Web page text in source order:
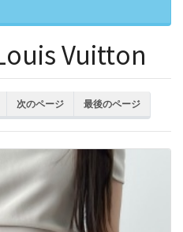
Vuitton
次のページ 最後のページ